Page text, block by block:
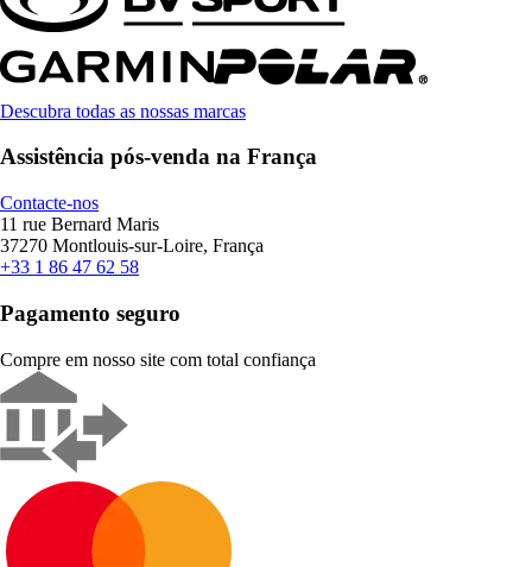
Descubra todas as nossas marcas
Assistência pós-venda na França
Contacte-nos
11 rue Bernard Maris
37270 Montlouis-sur-Loire, França
+33 1 86 47 62 58
Pagamento seguro
Compre em nosso site com total confiança